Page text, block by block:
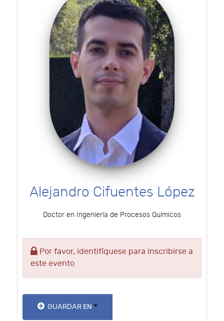
Alejandro Cifuentes López
Doctor en Ingeniería de Procesos Químicos
Por favor, identifíquese para inscribirse a
este evento
GUARDAR EN